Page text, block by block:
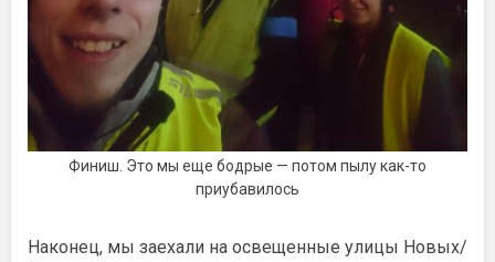
Финиш. Это мы еще бодрые — потом пылу как-то
приубавилось
Наконец, мы заехали на освещенные улицы Новых/